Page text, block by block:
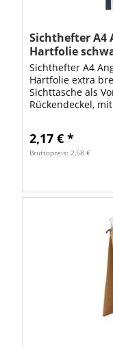
Sichthefter A4
Hartfolie
Sichthefter A4
Hartfolie extra
Sichttasche als
Rückendeckel,
2,17 € *
Bruttopreis: 2,58 €